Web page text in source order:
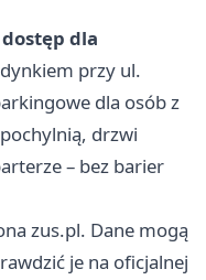
dla
przy ul.
dla osób z
drzwi
– bez barier
zus.pl. Dane mogą
je na oficjalnej